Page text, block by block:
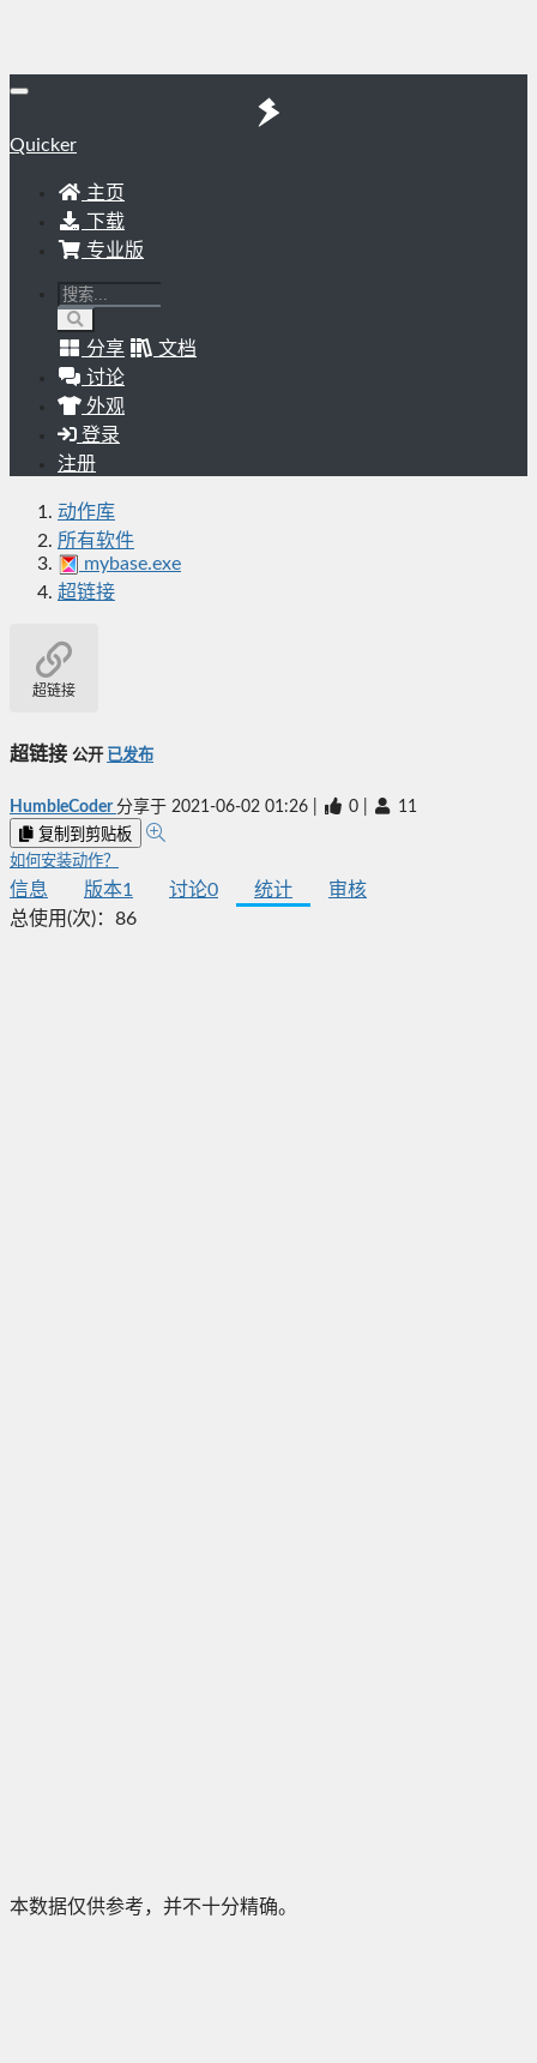
Quicker
主页
下载
专业版
分享
文档
讨论
外观
登录
注册
动作库
所有软件
mybase.exe
超链接
超链接
超链接 公开 已发布
HumbleCoder分享于 2021-06-02 01:26 0 11
复制到剪贴板
如何安装动作？
信息 版本1 讨论0 统计
审核
总使用(次)： 86
本数据仅供参考，并不十分精确。